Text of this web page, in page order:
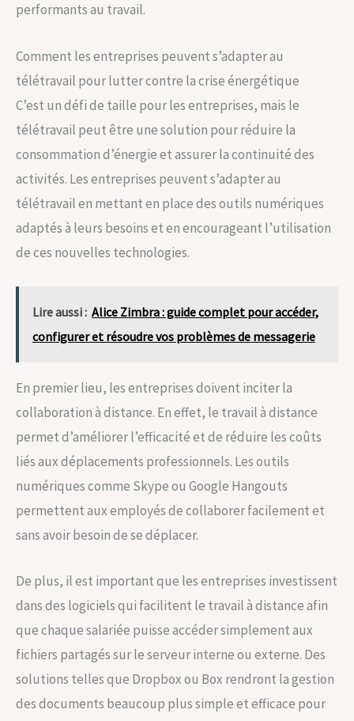
performants au travail.
Comment les entreprises peuvent s’adapter au
télétravail pour lutter contre la crise énergétique
C’est un défi de taille pour les entreprises, mais le
télétravail peut être une solution pour réduire la
consommation d’énergie et assurer la continuité des
activités. Les entreprises peuvent s’adapter au
télétravail en mettant en place des outils numériques
adaptés à leurs besoins et en encourageant l’utilisation
de ces nouvelles technologies.
Lire aussi : Alice Zimbra : guide complet pour accéder,
configurer et résoudre vos problèmes de messagerie
En premier lieu, les entreprises doivent inciter la
collaboration à distance. En effet, le travail à distance
permet d’améliorer l’efficacité et de réduire les coûts
liés aux déplacements professionnels. Les outils
numériques comme Skype ou Google Hangouts
permettent aux employés de collaborer facilement et
sans avoir besoin de se déplacer.
De plus, il est important que les entreprises investissent
dans des logiciels qui facilitent le travail à distance afin
que chaque salariée puisse accéder simplement aux
fichiers partagés sur le serveur interne ou externe. Des
solutions telles que Dropbox ou Box rendront la gestion
des documents beaucoup plus simple et efficace pour